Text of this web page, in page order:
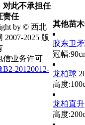
其他苗
胶东卫
冠幅
龙柏球
高度
龙柏直升
高度
对此不承担任
责任
by © 西北
2007-2025 版
信业务许可
B2-20120012-